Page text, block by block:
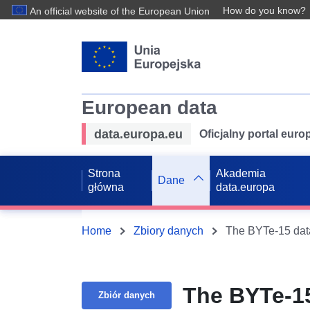
An official website of the European Union How do you know?
European data
data.europa.eu Oficjalny portal
Strona
główna
Dane
Akademia
data.europa
Home Zbiory danych The BYTe-15
Zbiór danych The BYTe-